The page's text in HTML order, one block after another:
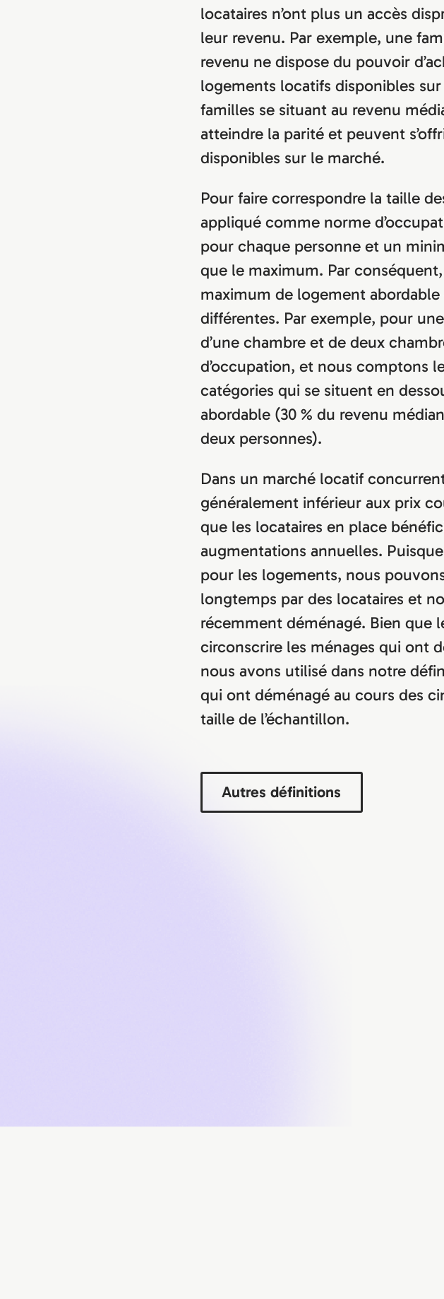
locataires n’ont plus un accès
leur revenu. Par exemple, une
revenu ne dispose du pouvoir
logements locatifs disponibles
familles se situant au revenu
atteindre la parité et peuvent
disponibles sur le marché.
Pour faire correspondre la taille
appliqué comme norme
pour chaque personne et un
que le maximum. Par
maximum de logement
différentes. Par exemple, pour
d’une chambre et de deux
d’occupation, et nous comptons
catégories qui se situent en
abordable (30 % du revenu
deux personnes).
Dans un marché locatif
généralement inférieur aux prix
que les locataires en place
augmentations annuelles.
pour les logements, nous
longtemps par des locataires et
récemment déménagé. Bien que
circonscrire les ménages qui ont
nous avons utilisé dans notre
qui ont déménagé au cours des
taille de l’échantillon.
Autres définitions